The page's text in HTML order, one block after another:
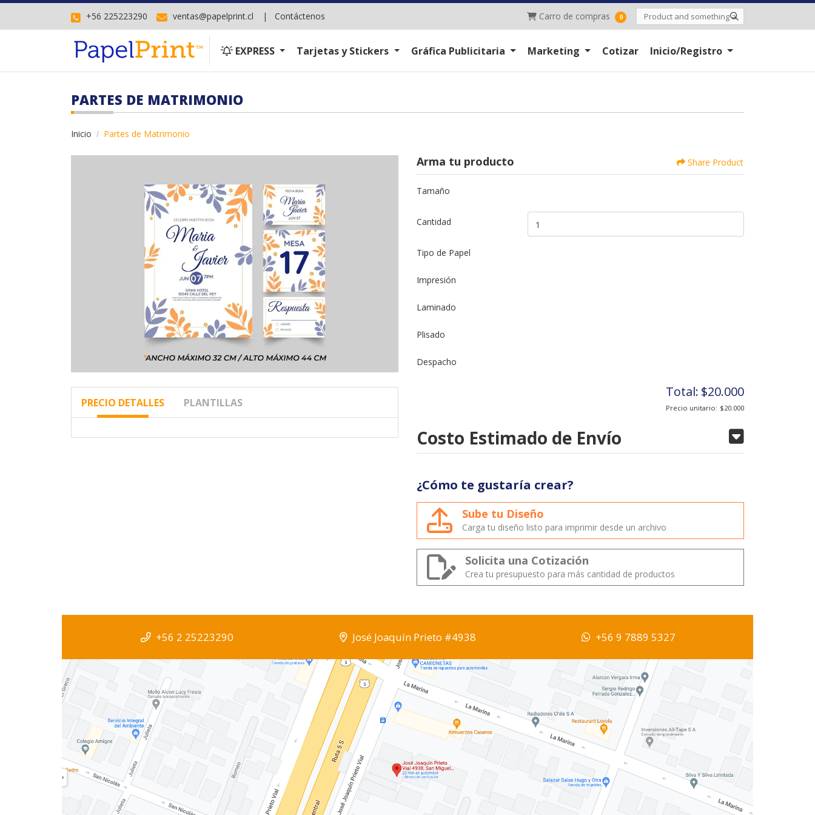
+56 225223290 ventas@papelprint.cl | Contáctenos Carro de compras
Carro de compras 0
EXPRESS
EXPRESS Tarjetas y Stickers Gráfica Publicitaria Marketing Cotizar Inicio/Registro
PARTES DE MATRIMONIO
Inicio Partes de Matrimonio
PRECIO DETALLES PLANTILLAS
Arma tu producto Share Product
Tamaño
Cantidad
Tipo de Papel
Impresión
Laminado
Plisado
Despacho
Total: $20.000
Precio unitario: $20.000
Costo Estimado de Envío
¿Cómo te gustaría crear?
Sube tu Diseño
Carga tu diseño listo para imprimir desde un archivo
Solicita una Cotización
Crea tu presupuesto para más cantidad de productos
+56 2 25223290 José Joaquín Prieto #4938 +56 9 7889 5327